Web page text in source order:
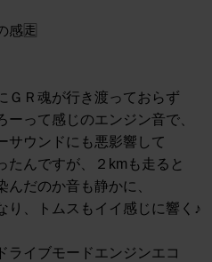
感🈰
ＧＲ魂が行き渡っておらず
って感じのエンジン音で、
サウンドにも悪影響して
たんですが、２kmも走ると
だのか音も静かに、
り、トムスもイイ感じに響く♪
ライブモードエンジンエコ